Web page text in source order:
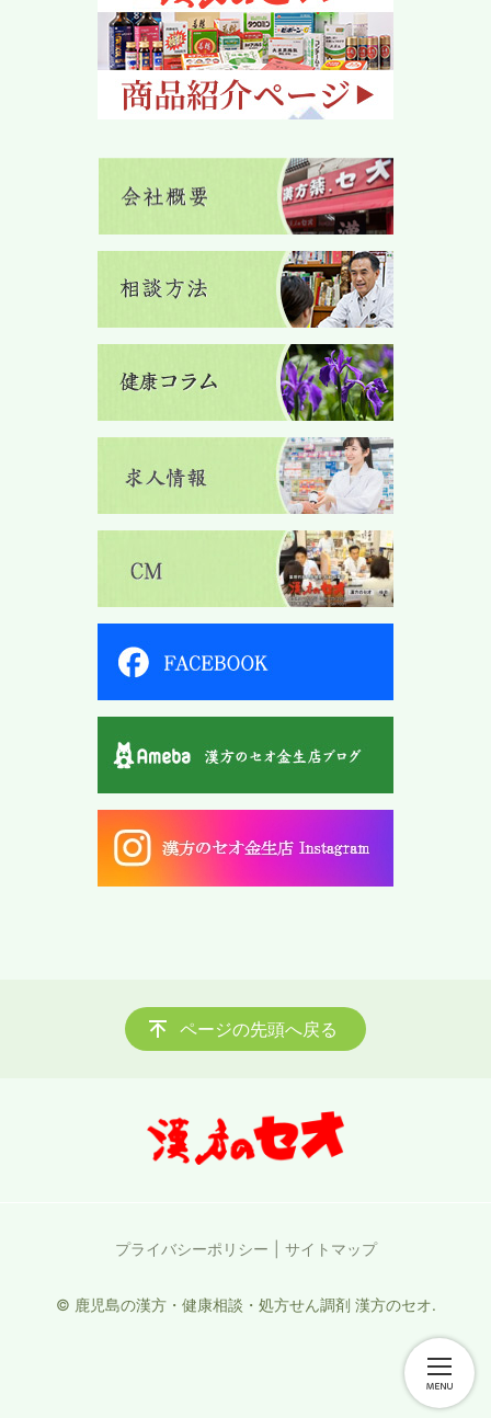
ページの先頭へ戻る
プライバシーポリシー サイトマップ
© 鹿児島の漢方・健康相談・処方せん調剤 漢方のセオ.